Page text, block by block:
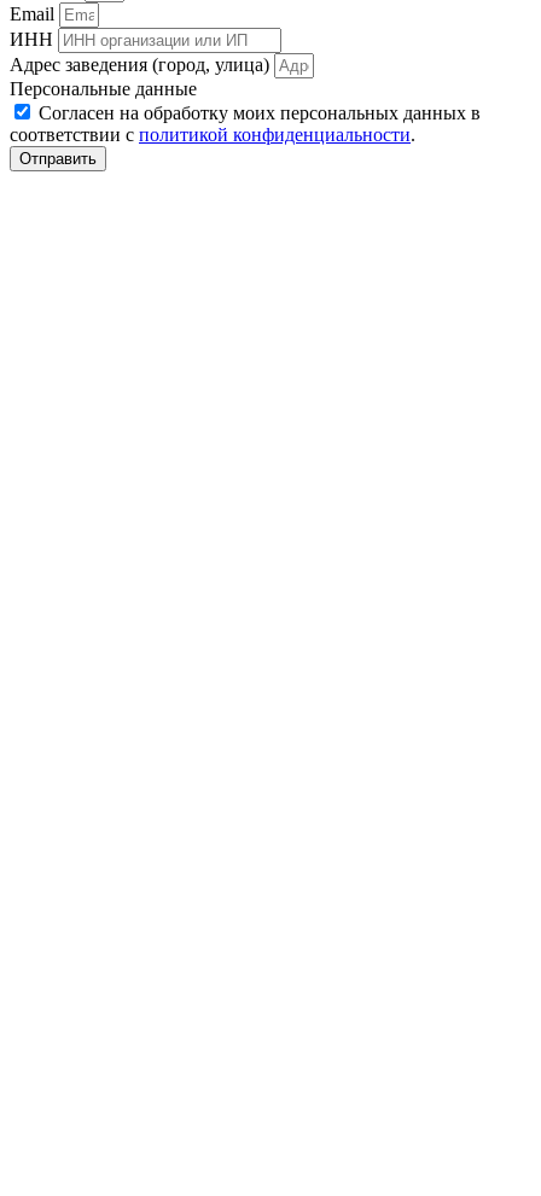
Email
ИНН
Адрес заведения (город, улица)
Персональные данные
Согласен на обработку моих персональных данных в
соответствии с политикой конфиденциальности.
Отправить